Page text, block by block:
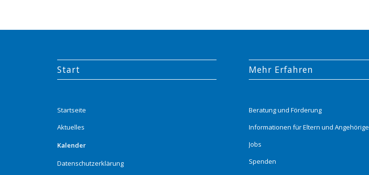
Start
Startseite
Aktuelles
Kalender
Datenschutzerklärung
Mehr Erfahren
Beratung und Förderung
Informationen für Eltern und Angehörige
Jobs
Spenden